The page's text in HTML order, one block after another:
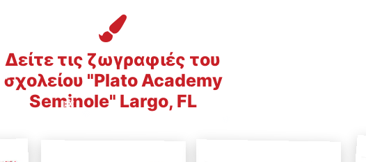
Δείτε τις ζωγραφιές του
σχολείου "Plato Academy
Seminole" Largo, FL